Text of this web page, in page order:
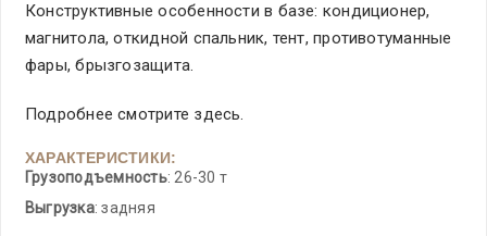
Конструктивные особенности в базе: кондиционер,
магнитола, откидной спальник, тент, противотуманные
фары, брызгозащита.
Подробнее смотрите здесь.
ХАРАКТЕРИСТИКИ:
Грузоподъемность: 26-30 т
Выгрузка: задняя